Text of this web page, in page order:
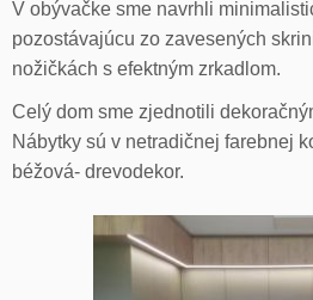
V obývačke sme navrhli
pozostávajúcu zo zavesených
nožičkách s efektným zrkadlom.
Celý dom sme zjednotili
Nábytky sú v netradičnej farebnej
béžová- drevodekor.